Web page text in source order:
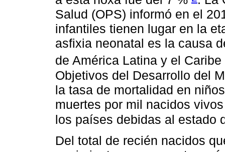
Salud (OPS) informó en el
infantiles tienen lugar en la
asfixia neonatal es la causa
de América Latina y el Caribe
Objetivos del Desarrollo del
la tasa de mortalidad en
muertes por mil nacidos
los países debidas al estado
Del total de recién nacidos